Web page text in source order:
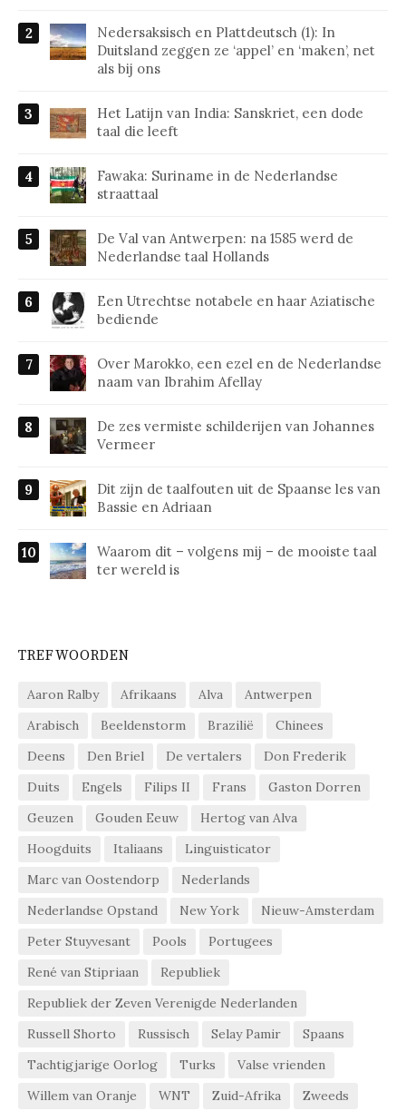
Nedersaksisch en Plattdeutsch (1): In
Duitsland zeggen ze ‘appel’ en ‘maken’, net
als bij ons
Het Latijn van India: Sanskriet, een dode
taal die leeft
Fawaka: Suriname in de Nederlandse
straattaal
De Val van Antwerpen: na 1585 werd de
Nederlandse taal Hollands
Een Utrechtse notabele en haar Aziatische
bediende
Over Marokko, een ezel en de Nederlandse
naam van Ibrahim Afellay
De zes vermiste schilderijen van Johannes
Vermeer
Dit zijn de taalfouten uit de Spaanse les van
Bassie en Adriaan
Waarom dit – volgens mij – de mooiste taal
ter wereld is
TREFWOORDEN
Aaron Ralby Afrikaans Alva
Antwerpen
Arabisch
Beeldenstorm Brazilië
Chinees
Deens
Den Briel De vertalers
Don Frederik
Duits
Engels Filips II Frans
Gaston Dorren
Geuzen
Gouden Eeuw
Hertog van Alva
Hoogduits
Italiaans
Linguisticator
Marc van Oostendorp
Nederlands
Nederlandse Opstand
New York
Nieuw-Amsterdam
Peter Stuyvesant
Pools
Portugees
René van Stipriaan
Republiek
Republiek der Zeven Verenigde Nederlanden
Russell Shorto
Russisch Selay Pamir
Spaans
Tachtigjarige Oorlog
Turks
Valse vrienden
Willem van Oranje
WNT Zuid-Afrika Zweeds